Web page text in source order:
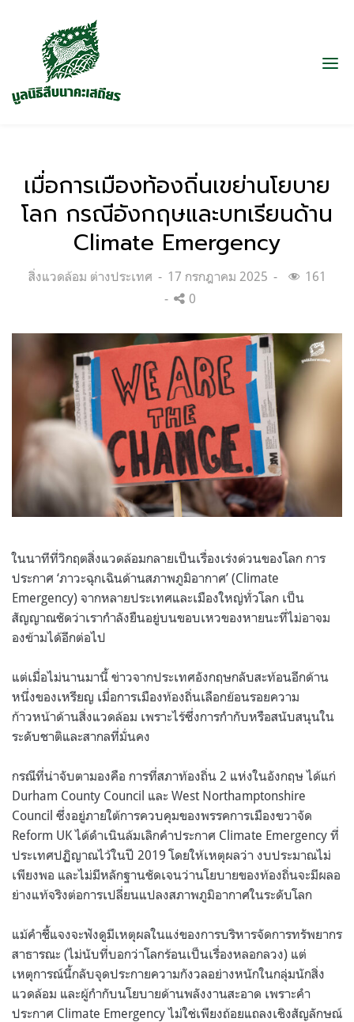
เมื่อการเมืองท้องถิ่นเขย่านโยบาย
โลก กรณีอังกฤษและบทเรียนด้าน
Climate Emergency
Categories:
สิ่งแวดล้อม ต่างประเทศ
Posted
on
17 กรกฎาคม 2025
161
0
ในนาทีที่วิกฤตสิ่งแวดล้อมกลายเป็นเรื่องเร่งด่วนของโลก การ
ประกาศ ‘ภาวะฉุกเฉินด้านสภาพภูมิอากาศ’ (Climate
Emergency) จากหลายประเทศและเมืองใหญ่ทั่วโลก เป็น
สัญญาณชัดว่าเรากำลังยืนอยู่บนขอบเหวของหายนะที่ไม่อาจม
องข้ามได้อีกต่อไป
แต่เมื่อไม่นานมานี้ ข่าวจากประเทศอังกฤษกลับสะท้อนอีกด้าน
หนึ่งของเหรียญ เมื่อการเมืองท้องถิ่นเลือกย้อนรอยความ
ก้าวหน้าด้านสิ่งแวดล้อม เพราะไร้ซึ่งการกำกับหรือสนับสนุนใน
ระดับชาติและสากลที่มั่นคง
กรณีที่น่าจับตามองคือ การที่สภาท้องถิ่น 2 แห่งในอังกฤษ ได้แก่
Durham County Council และ West Northamptonshire
Council ซึ่งอยู่ภายใต้การควบคุมของพรรคการเมืองขวาจัด
Reform UK ได้ดำเนินล้มเลิกคำประกาศ Climate Emergency ที่
ประเทศปฏิญาณไว้ในปี 2019 โดยให้เหตุผลว่า งบประมาณไม่
เพียงพอ และไม่มีหลักฐานชัดเจนว่านโยบายของท้องถิ่นจะมีผลอ
ย่างแท้จริงต่อการเปลี่ยนแปลงสภาพภูมิอากาศในระดับโลก
แม้คำชี้แจงจะฟังดูมีเหตุผลในแง่ของการบริหารจัดการทรัพยากร
สาธารณะ (ไม่นับที่บอกว่าโลกร้อนเป็นเรื่องหลอกลวง) แต่
เหตุการณ์นี้กลับจุดประกายความกังวลอย่างหนักในกลุ่มนักสิ่ง
แวดล้อม และผู้กำกับนโยบายด้านพลังงานสะอาด เพราะคำ
ประกาศ Climate Emergency ไม่ใช่เพียงถ้อยแถลงเชิงสัญลักษณ์